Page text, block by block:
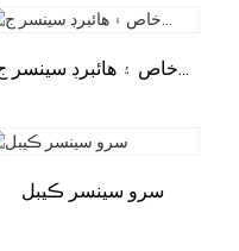
خاص ۽ هائبرڊ سينسر ج...
سرو سينسر ڪيبل